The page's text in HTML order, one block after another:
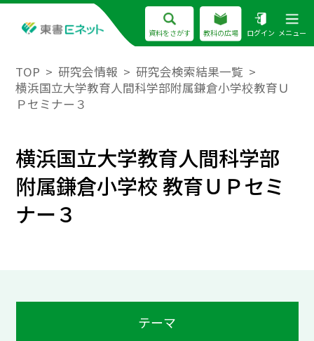
資料をさがす 教科の広場 ログイン メニュー
TOP 研究会情報
研究会検索結果一覧
横浜国立大学教育人間科学部附属鎌倉小学校教育Ｕ
Ｐセミナー３
横浜国立大学教育人間科学部
附属鎌倉小学校 教育ＵＰセミ
ナー３
テーマ